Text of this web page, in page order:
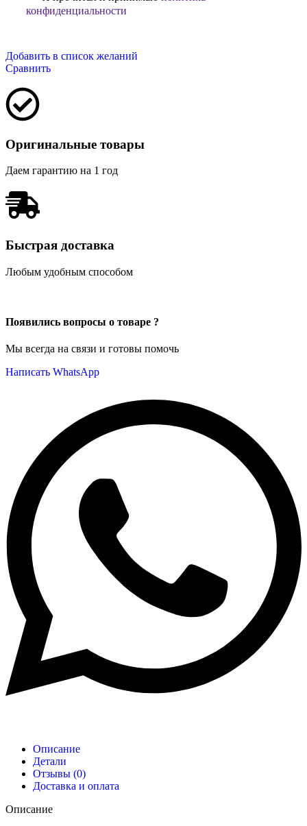
конфиденциальности
Добавить в список желаний
Сравнить
Оригинальные товары
Даем гарантию на 1 год
Быстрая доставка
Любым удобным способом
Появились вопросы о товаре ?
Мы всегда на связи и готовы помочь
Написать WhatsApp
Описание
Детали
Отзывы (0)
Доставка и оплата
Описание